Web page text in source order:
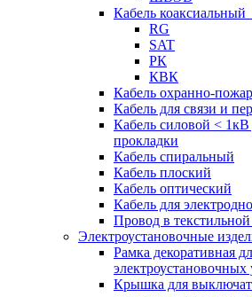
Кабель коаксиальный
RG
SAT
РК
КВК
Кабель охранно-
Кабель для связи и
Кабель силовой <
прокладки
Кабель спиральный
Кабель плоский
Кабель оптический
Кабель для
Провод в текстильной
Электроустановочные
Рамка декоративная
электроустановочных
Крышка для